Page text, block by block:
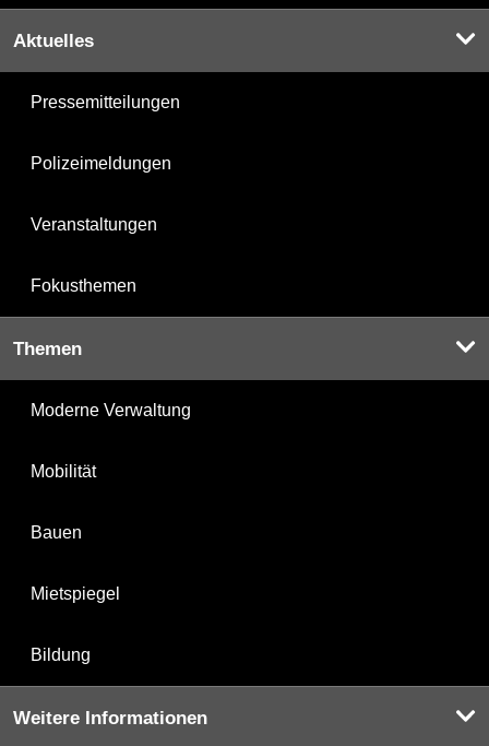
Aktuelles
Pressemitteilungen
Polizeimeldungen
Veranstaltungen
Fokusthemen
Themen
Moderne Verwaltung
Mobilität
Bauen
Mietspiegel
Bildung
Weitere Informationen